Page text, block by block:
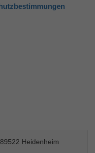
Heidenheim